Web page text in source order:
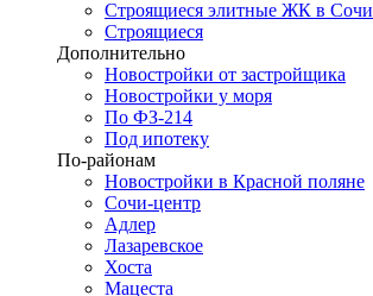
Строящиеся элитные ЖК в Сочи
Строящиеся
Дополнительно
Новостройки от застройщика
Новостройки у моря
По ФЗ-214
Под ипотеку
По-районам
Новостройки в Красной поляне
Сочи-центр
Адлер
Лазаревское
Хоста
Мацеста